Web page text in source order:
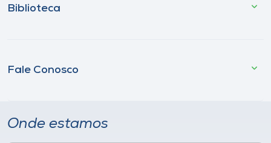
Biblioteca
Fale Conosco
Onde estamos